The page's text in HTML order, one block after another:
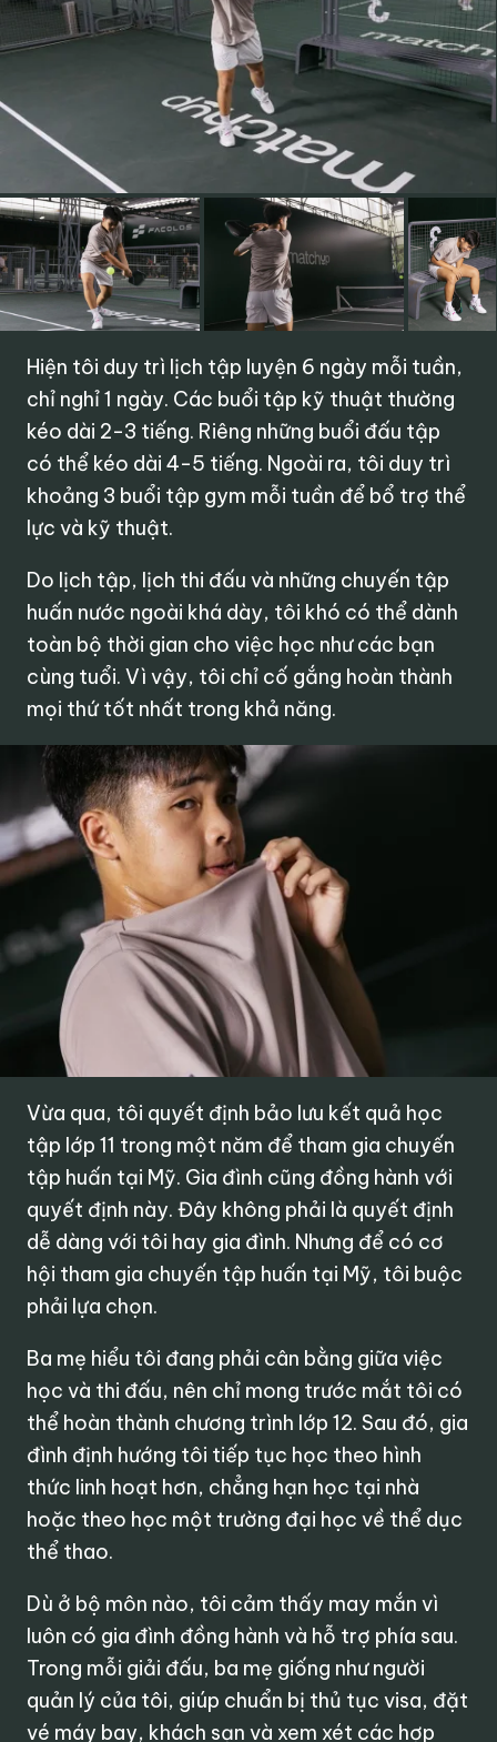
Hiện tôi duy trì lịch tập luyện 6 ngày mỗi tuần,
chỉ nghỉ 1 ngày. Các buổi tập kỹ thuật thường
kéo dài 2-3 tiếng. Riêng những buổi đấu tập
có thể kéo dài 4-5 tiếng. Ngoài ra, tôi duy trì
khoảng 3 buổi tập gym mỗi tuần để bổ trợ thể
lực và kỹ thuật.
Do lịch tập, lịch thi đấu và những chuyến tập
huấn nước ngoài khá dày, tôi khó có thể dành
toàn bộ thời gian cho việc học như các bạn
cùng tuổi. Vì vậy, tôi chỉ cố gắng hoàn thành
mọi thứ tốt nhất trong khả năng.
Vừa qua, tôi quyết định bảo lưu kết quả học
tập lớp 11 trong một năm để tham gia chuyến
tập huấn tại Mỹ. Gia đình cũng đồng hành với
quyết định này. Đây không phải là quyết định
dễ dàng với tôi hay gia đình. Nhưng để có cơ
hội tham gia chuyến tập huấn tại Mỹ, tôi buộc
phải lựa chọn.
Ba mẹ hiểu tôi đang phải cân bằng giữa việc
học và thi đấu, nên chỉ mong trước mắt tôi có
thể hoàn thành chương trình lớp 12. Sau đó, gia
đình định hướng tôi tiếp tục học theo hình
thức linh hoạt hơn, chẳng hạn học tại nhà
hoặc theo học một trường đại học về thể dục
thể thao.
Dù ở bộ môn nào, tôi cảm thấy may mắn vì
luôn có gia đình đồng hành và hỗ trợ phía sau.
Trong mỗi giải đấu, ba mẹ giống như người
quản lý của tôi, giúp chuẩn bị thủ tục visa, đặt
vé máy bay, khách sạn và xem xét các hợp